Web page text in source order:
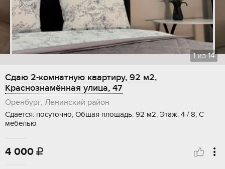
1из14
Сдаю 2-комнатную квартиру, 92 м2,
Краснознамённая улица, 47
Оренбург, Ленинский район
Сдается: посуточно, Общая площадь: 92 м2, Этаж: 4 / 8, С
мебелью
4 000 